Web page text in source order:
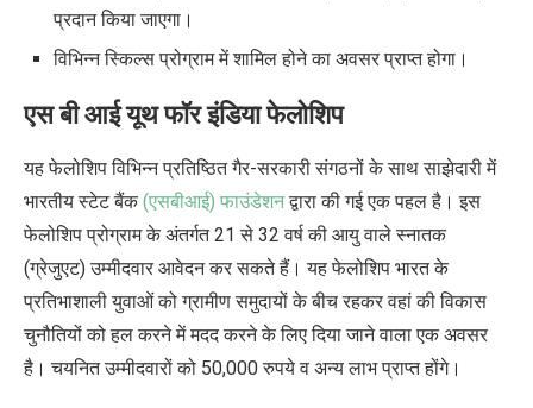
प्रदान किया जाएगा।
विभिन्न स्किल्स प्रोग्राम में शामिल होने का अवसर प्राप्त होगा।
एस बी आई यूथ फॉर इंडिया फेलोशिप
यह फेलोशिप विभिन्न प्रतिष्ठित गैर-सरकारी संगठनों के साथ साझेदारी में
भारतीय स्टेट बैंक(एसबीआई) फाउंडेशनद्वारा की गई एक पहल है। इस
फेलोशिप प्रोग्राम के अंतर्गत 21 से 32 वर्ष की आयु वाले स्नातक
(ग्रेजुएट) उम्मीदवार आवेदन कर सकते हैं। यह फेलोशिप भारत के
प्रतिभाशाली युवाओं को ग्रामीण समुदायों के बीच रहकर वहां की विकास
चुनौतियों को हल करने में मदद करने के लिए दिया जाने वाला एक अवसर
है। चयनित उम्मीदवारों को 50,000 रुपये व अन्य लाभ प्राप्त होंगे।